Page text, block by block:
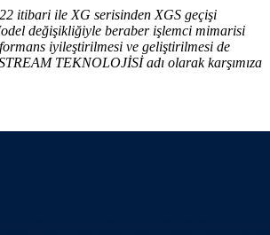
itibari ile XG serisinden XGS geçişi
değişikliğiyle beraber işlemci mimarisi
iyileştirilmesi ve geliştirilmesi de
TEKNOLOJİSİ adı olarak karşımıza